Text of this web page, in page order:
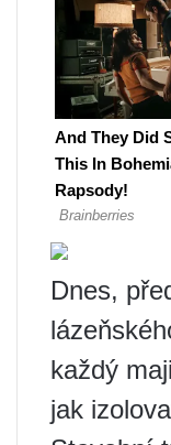
Dnes,
každý
jak